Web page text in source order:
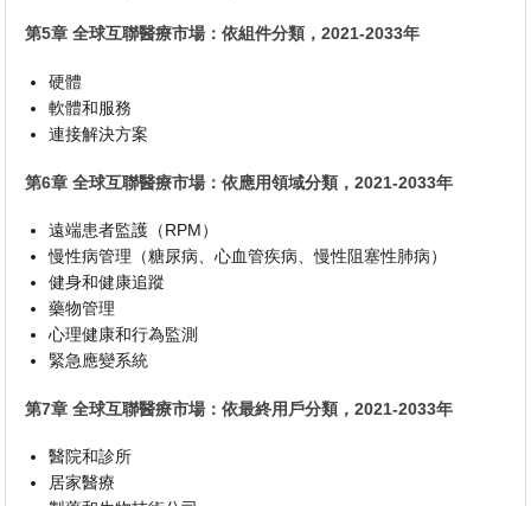
第5章 全球互聯醫療市場：依組件分類，2021-2033年
硬體
軟體和服務
連接解決方案
第6章 全球互聯醫療市場：依應用領域分類，2021-2033年
遠端患者監護（RPM）
慢性病管理（糖尿病、心血管疾病、慢性阻塞性肺病）
健身和健康追蹤
藥物管理
心理健康和行為監測
緊急應變系統
第7章 全球互聯醫療市場：依最終用戶分類，2021-2033年
醫院和診所
居家醫療